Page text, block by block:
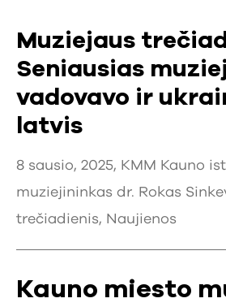
Muziejaus
Seniausias
vadovavo ir
latvis
8 sausio, 2025, KMM Kauno
muziejininkas dr. Rokas
trečiadienis, Naujienos
Kauno miesto